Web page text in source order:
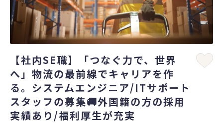
【社内SE職】「つなぐ力で、世界
へ」物流の最前線でキャリアを作
る。システムエンジニア/ITサポート
スタッフの募集🚚外国籍の方の採用
実績あり/福利厚生が充実